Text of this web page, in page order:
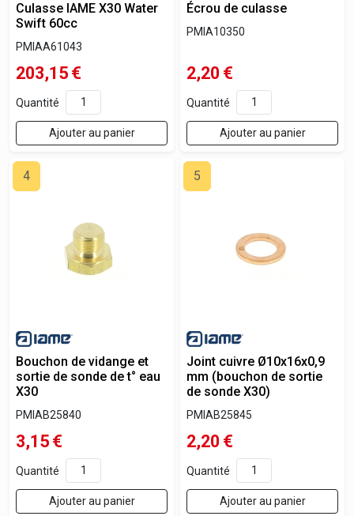
Culasse IAME X30 Water
Swift 60cc
PMIAA61043
203,15 €
Quantité
Ajouter au panier
Écrou de culasse
PMIA10350
2,20 €
Quantité
Ajouter au panier
4
Bouchon de vidange et
sortie de sonde de t° eau
X30
PMIAB25840
3,15 €
Quantité
Ajouter au panier
5
Joint cuivre Ø10x16x0,9
mm (bouchon de sortie
de sonde X30)
PMIAB25845
2,20 €
Quantité
Ajouter au panier